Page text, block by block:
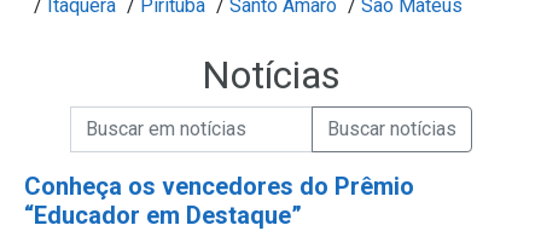
/ Itaquera / Pirituba / Santo Amaro / São Mateus
Notícias
Campo de Busca de Notícias
Campo de Busca de informaçõesEnviar a Busca de Notícias
Conheça os vencedores do Prêmio
“Educador em Destaque”